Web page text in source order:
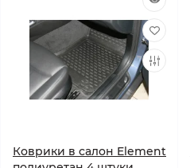
Коврики в салон Element